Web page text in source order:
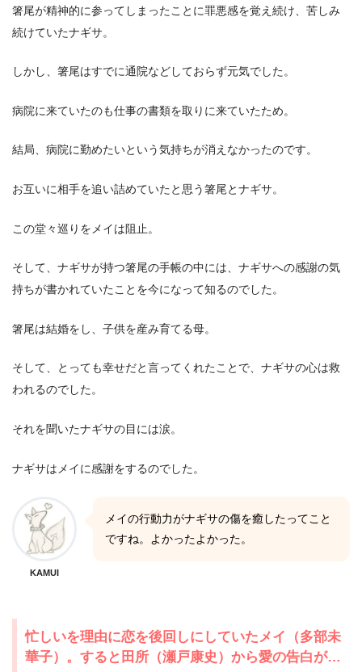
箸尾が精神的に参ってしまったことに罪悪感を覚え続け、苦しみ
続けていたナギサ。
しかし、箸尾はすでに通院などしておらず元気でした。
病院に来ていたのも仕事の書類を取りに来ていたため。
結局、病院に勤めたいという気持ちが消えなかったのです。
お互いに相手を追い詰めていたと思う箸尾とナギサ。
この堂々巡りをメイは阻止。
そして、ナギサが持つ箸尾の手帳の中には、ナギサへの感謝の気
持ちが書かれていたことを今になって知るのでした。
箸尾は結婚をし、子供を産み育てる母。
そして、とっても幸せだと言ってくれたことで、ナギサの心は救
われるのでした。
それを聞いたナギサの目には涙。
ナギサはメイに感謝をするのでした。
KAMUI
メイの行動力がナギサの傷を癒したってこと
ですね。よかったよかった。
忙しいを理由に恋を後回しにしていたメイ（多部未
華子）。すると田所（瀬戸康史）から愛の告白が…